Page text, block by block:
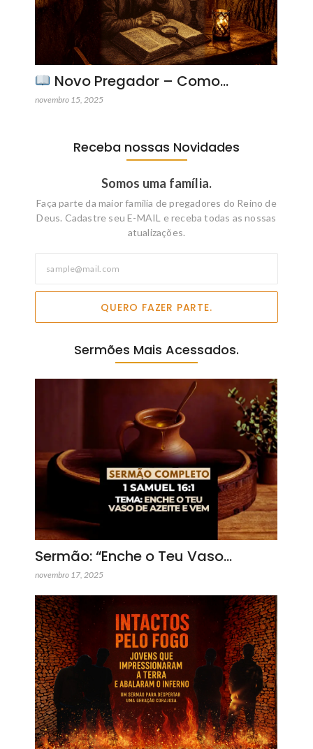
Novo Pregador – Como…
novembro 15, 2025
Receba nossas Novidades
Somos uma família.
Faça parte da maior familia de pregadores do Reino de
Deus. Cadastre seu E-MAIL e receba todas as nossas
atualizações.
QUERO FAZER PARTE.
Sermões Mais Acessados.
Sermão: “Enche o Teu Vaso…
novembro 17, 2025